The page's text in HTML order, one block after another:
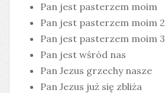
Pan jest pasterzem moim
Pan jest pasterzem moim 2
Pan jest pasterzem moim 3
Pan jest wśród nas
Pan Jezus grzechy nasze
Pan Jezus już się zbliża